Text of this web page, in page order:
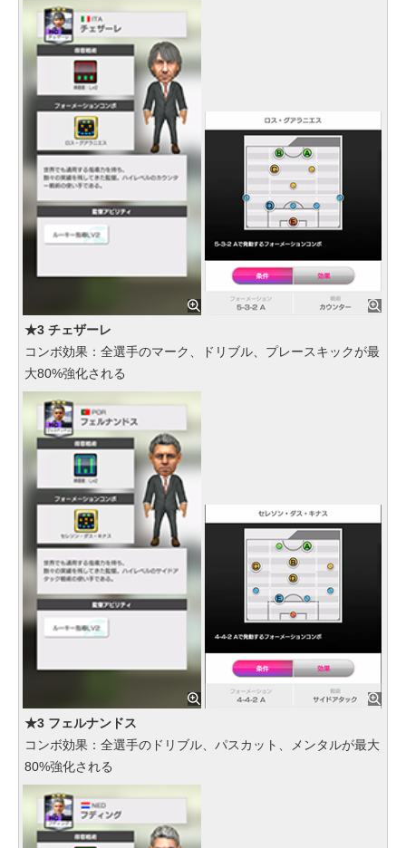
★3 チェザーレ
コンボ効果：全選手のマーク、ドリブル、プレースキックが最
大80%強化される
★3 フェルナンドス
コンボ効果：全選手のドリブル、パスカット、メンタルが最大
80%強化される